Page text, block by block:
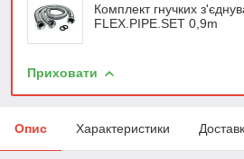
Комплект гнучких
FLEX.PIPE.SET 0,9m
Приховати
Опис Характеристики